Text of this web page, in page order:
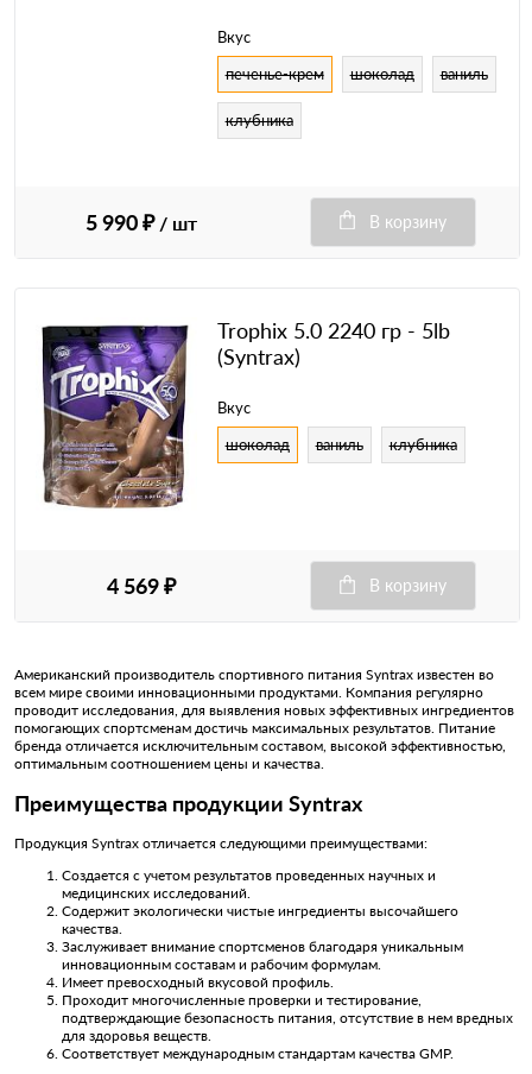
Вкус
печенье-крем
шоколад ваниль
клубника
5 990 ₽ / шт В корзину
Trophix 5.0 2240 гр - 5lb
(Syntrax)
Вкус
шоколад
ваниль клубника
4 569 ₽ В корзину
Американский производитель спортивного питания Syntrax известен во
всем мире своими инновационными продуктами. Компания регулярно
проводит исследования, для выявления новых эффективных ингредиентов
помогающих спортсменам достичь максимальных результатов. Питание
бренда отличается исключительным составом, высокой эффективностью,
оптимальным соотношением цены и качества.
Преимущества продукции Syntrax
Продукция Syntrax отличается следующими преимуществами:
Создается с учетом результатов проведенных научных и
медицинских исследований.
Содержит экологически чистые ингредиенты высочайшего
качества.
Заслуживает внимание спортсменов благодаря уникальным
инновационным составам и рабочим формулам.
Имеет превосходный вкусовой профиль.
Проходит многочисленные проверки и тестирование,
подтверждающие безопасность питания, отсутствие в нем вредных
для здоровья веществ.
Соответствует международным стандартам качества GMP.